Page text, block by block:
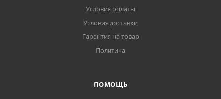
Условия оплаты
Условия доставки
Гарантия на товар
Политика
ПОМОЩЬ